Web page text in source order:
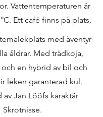
Vattentemperaturen är
Ett café finns på plats.
temalekplats med äventyr
åldrar. Med trädkoja,
en hybrid av bil och
leken garanterad kul.
av Jan Lööfs karaktär
Skrotnisse.